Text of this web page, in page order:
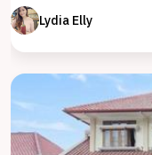
Lydia Elly